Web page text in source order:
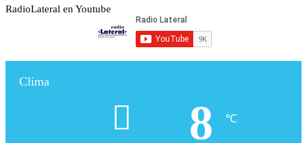
RadioLateral en Youtube
Clima
8 ℃